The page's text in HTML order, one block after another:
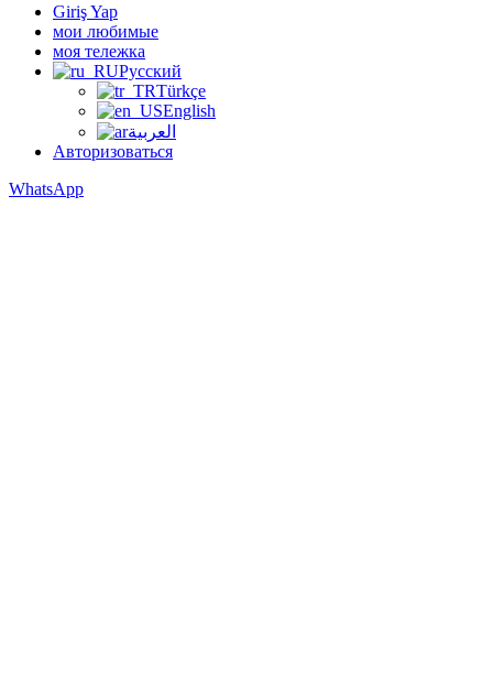
Giriş Yap
мои любимые
моя тележка
Русский
Türkçe
English
العربية
Авторизоваться
WhatsApp